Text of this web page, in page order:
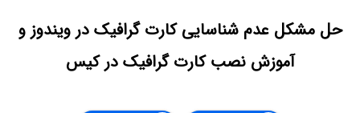
حل مشکل عدم شناسایی کارت گرافیک در ویندوز و
آموزش نصب کارت گرافیک در کیس